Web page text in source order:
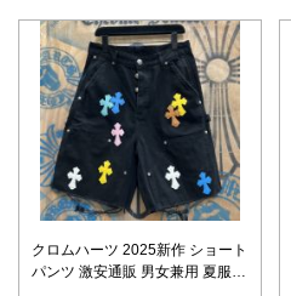
クロムハーツ 2025新作 ショート
パンツ 激安通販 男女兼用 夏服